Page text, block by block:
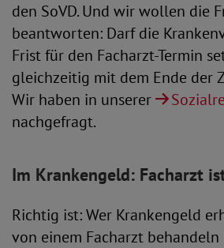
den SoVD. Und wir wollen die
beantworten: Darf die
Frist für den Facharzt-Termin
gleichzeitig mit dem Ende der
Wir haben in unserer
nachgefragt.
Im Krankengeld: Facharzt
Richtig ist: Wer Krankengeld
von einem Facharzt behandeln